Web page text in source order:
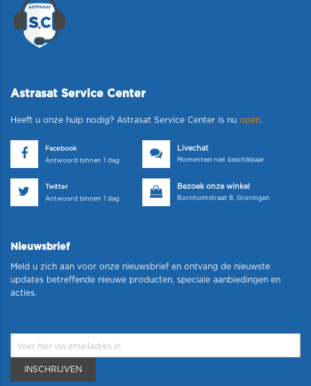
Astrasat Service Center
Heeft u onze hulp nodig? Astrasat Service Center is nu open.
Facebook
Antwoord binnen 1 dag
Livechat
Momenteel niet beschikbaar
Twitter
Antwoord binnen 1 dag
Bezoek onze winkel
Bornholmstraat 8, Groningen
Nieuwsbrief
Meld u zich aan voor onze nieuwsbrief en ontvang de nieuwste
updates betreffende nieuwe producten, speciale aanbiedingen en
acties.
INSCHRIJVEN